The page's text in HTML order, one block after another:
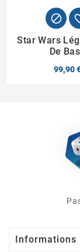

Star Wars
De
99,90
Informations